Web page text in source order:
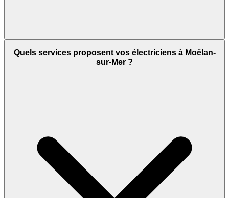
Quels services proposent vos électriciens à Moëlan-
sur-Mer ?